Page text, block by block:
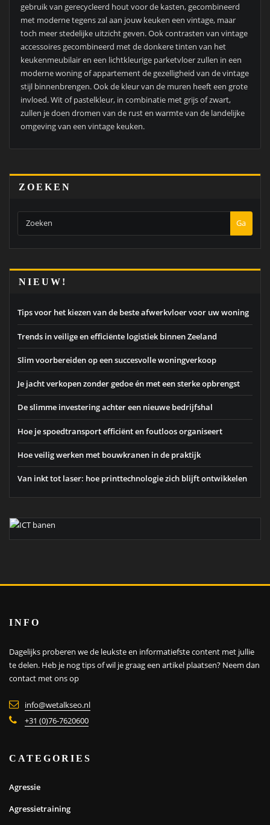
gebruik van gerecycleerd hout voor de kasten, gecombineerd
met moderne tegens zal aan jouw keuken een vintage, maar
toch meer stedelijke uitzicht geven. Ook contrasten van vintage
accessoires gecombineerd met de donkere tinten van het
keukenmeubilair en een lichtkleurige parketvloer zullen in een
moderne woning of appartement de gezelligheid van de vintage
stijl binnenbrengen. Ook de kleur van de muren heeft een grote
invloed. Wit of pastelkleur, in combinatie met grijs of zwart,
zullen je doen dromen van de rust en warmte van de landelijke
omgeving van een vintage keuken.
ZOEKEN
Ga
NIEUW!
Tips voor het kiezen van de beste afwerkvloer voor uw woning
Trends in veilige en efficiënte logistiek binnen Zeeland
Slim voorbereiden op een succesvolle woningverkoop
Je jacht verkopen zonder gedoe én met een sterke opbrengst
De slimme investering achter een nieuwe bedrijfshal
Hoe je spoedtransport efficiënt en foutloos organiseert
Hoe veilig werken met bouwkranen in de praktijk
Van inkt tot laser: hoe printtechnologie zich blijft ontwikkelen
INFO
Dagelijks proberen we de leukste en informatiefste content met jullie
te delen. Heb je nog tips of wil je graag een artikel plaatsen? Neem dan
contact met ons op
info@wetalkseo.nl
+31 (0)76-7620600
CATEGORIES
Agressie
Agressietraining